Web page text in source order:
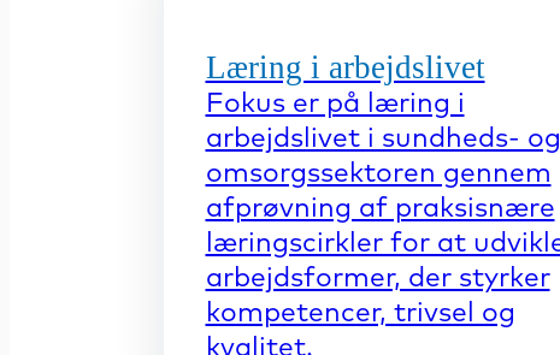
Læring i arbejdslivet
Fokus er på læring i
arbejdslivet i sundheds- og
omsorgssektoren gennem
afprøvning af praksisnære
læringscirkler for at
arbejdsformer, der styrker
kompetencer, trivsel og
kvalitet.